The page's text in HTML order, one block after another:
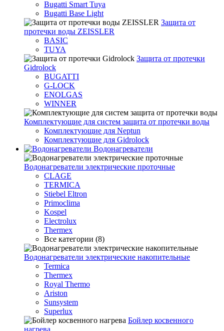
Bugatti Smart Tuya
Bugatti Base Light
Защита от
протечки воды ZEISSLER
BASIC
TUYA
Защита от протечки
Gidrolock
BUGATTI
G-LOCK
ENOLGAS
WINNER
Комплектующие для систем защита от протечки воды
Комплектующие для Neptun
Комплектующие для Gidrolock
Водонагреватели
Водонагреватeли электрические проточные
CLAGE
TERMICA
Stiebel Eltron
Primoclima
Kospel
Electrolux
Thermex
Все категории (8)
Водонагреватели электрические накопительные
Termica
Thermex
Royal Thermo
Ariston
Sunsystem
Superlux
Бойлер косвенного
нагрева